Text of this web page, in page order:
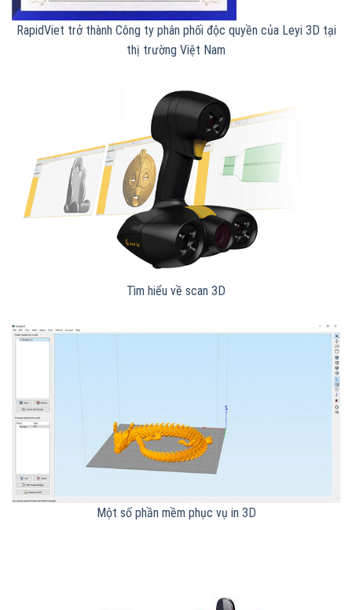
RapidViet trở thành Công ty phân phối độc quyền của Leyi 3D tại
thị trường Việt Nam
Tìm hiểu về scan 3D
Một số phần mềm phục vụ in 3D